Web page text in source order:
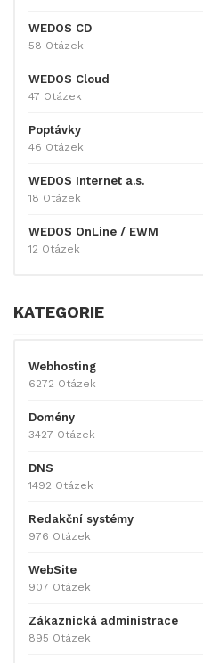
WEDOS CD
58 Otázek
WEDOS Cloud
47 Otázek
Poptávky
46 Otázek
WEDOS Internet a.s.
18 Otázek
WEDOS OnLine / EWM
12 Otázek
KATEGORIE
Webhosting
6272 Otázek
Domény
3427 Otázek
DNS
1492 Otázek
Redakční systémy
976 Otázek
WebSite
907 Otázek
Zákaznická administrace
895 Otázek